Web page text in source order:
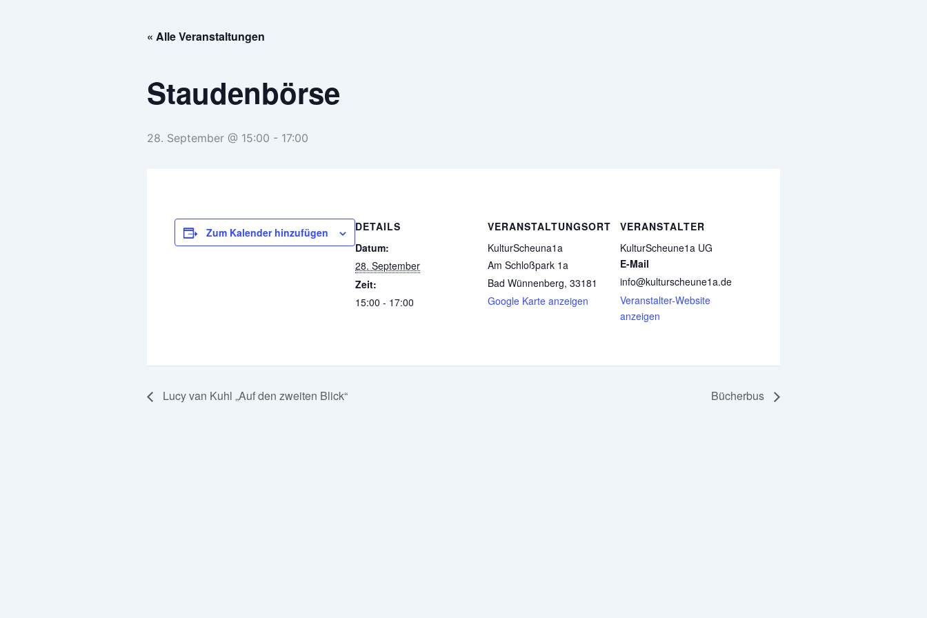
« Alle Veranstaltungen
Staudenbörse
28. September @ 15:00 - 17:00
Zum Kalender hinzufügen
DETAILS
Datum:
28. September
Zeit:
15:00 - 17:00
VERANSTALTUNGSORT
KulturScheuna1a
Am Schloßpark 1a
Bad Wünnenberg, 33181
Google Karte anzeigen
VERANSTALTER
KulturScheune1a UG
E-Mail
info@kulturscheune1a.de
Veranstalter-Website
anzeigen
Lucy van Kuhl „Auf den zweiten Blick“ Bücherbus